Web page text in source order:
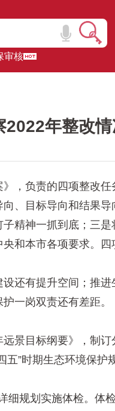
审核
2022年整改
，负责的四项整改任
、目标导向和结果
精神一抓到底；三
和本市各项要求。
还有提升空间；推进
一岗双责还有差距。
景目标纲要》，制订
”时期生态环境保护
规划实施体检。体